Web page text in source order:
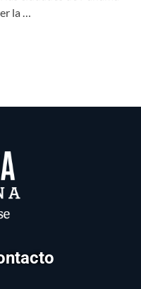
la …